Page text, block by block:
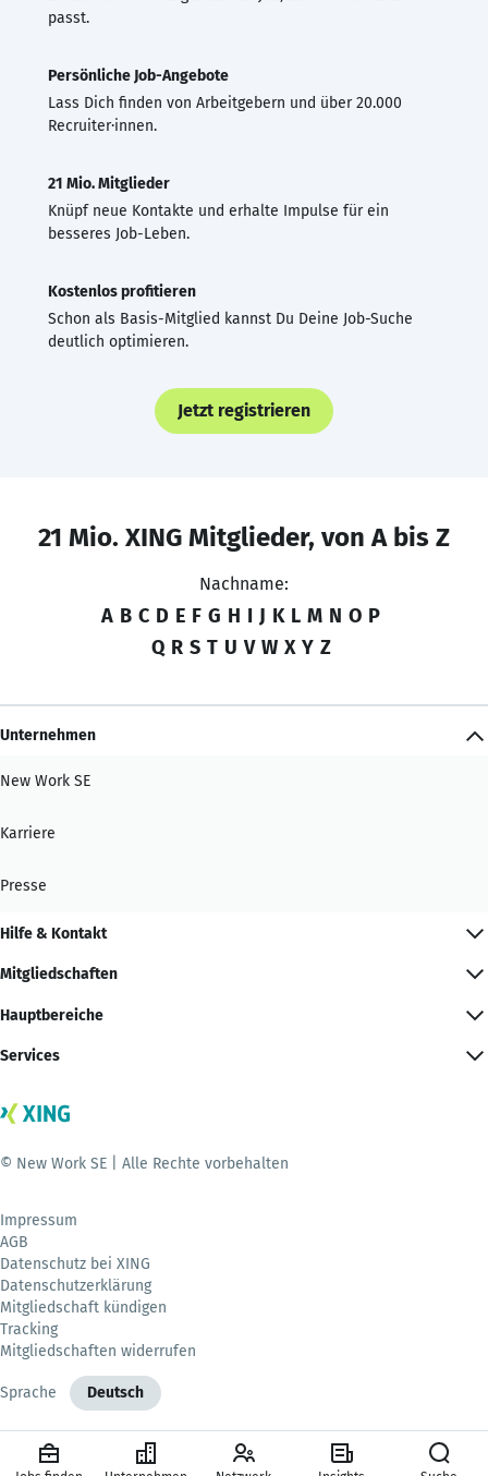
passt.
Persönliche Job-Angebote
Lass Dich finden von Arbeitgebern und über 20.000
Recruiter·innen.
21 Mio. Mitglieder
Knüpf neue Kontakte und erhalte Impulse für ein
besseres Job-Leben.
Kostenlos profitieren
Schon als Basis-Mitglied kannst Du Deine Job-Suche
deutlich optimieren.
Jetzt registrieren
21 Mio. XING Mitglieder, von A bis Z
Nachname:
A B C D E F G H I J K L M N O P
Q R S T U V W X Y Z
Unternehmen
New Work SE
Karriere
Presse
Hilfe & Kontakt
Mitgliedschaften
Hauptbereiche
Services
© New Work SE | Alle Rechte vorbehalten
Impressum
AGB
Datenschutz bei XING
Datenschutzerklärung
Mitgliedschaft kündigen
Tracking
Mitgliedschaften widerrufen
Sprache Deutsch